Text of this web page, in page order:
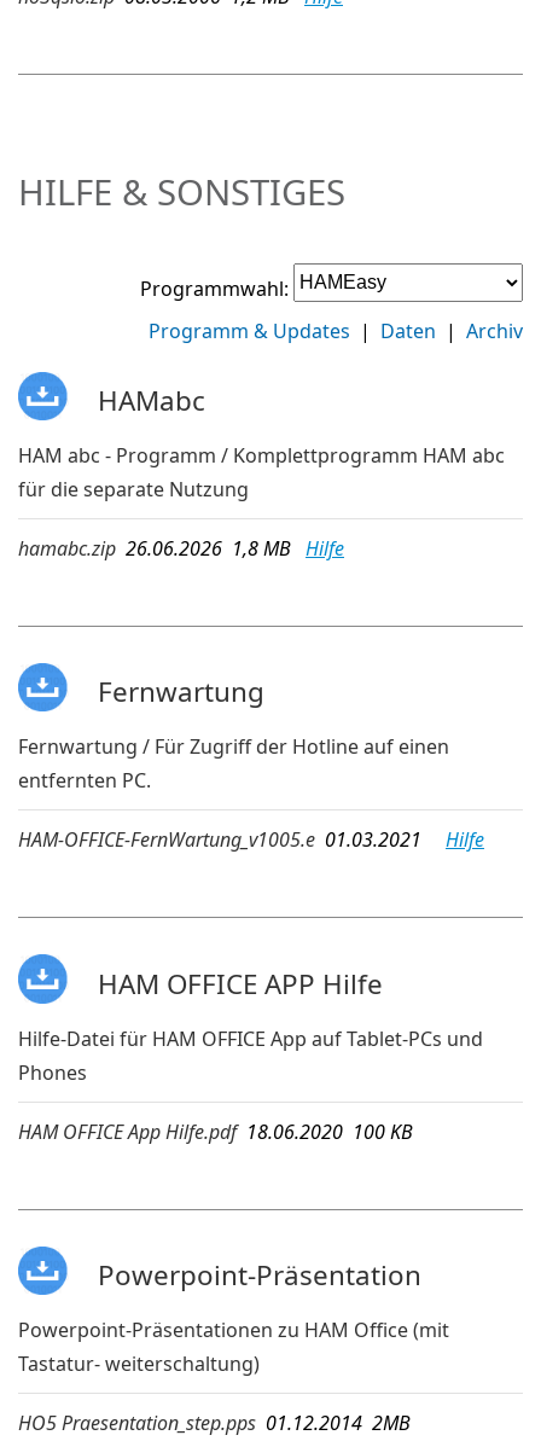
HILFE & SONSTIGES
Programmwahl:
Programm & Updates | Daten | Archiv
HAMabc
HAM abc - Programm / Komplettprogramm HAM abc
für die separate Nutzung
hamabc.zip 26.06.2026 1,8 MB Hilfe
Fernwartung
Fernwartung / Für Zugriff der Hotline auf einen
entfernten PC.
HAM-OFFICE-FernWartung_v1005.e 01.03.2021 Hilfe
HAM OFFICE APP Hilfe
Hilfe-Datei für HAM OFFICE App auf Tablet-PCs und
Phones
HAM OFFICE App Hilfe.pdf18.06.2020 100 KB
Powerpoint-Präsentation
Powerpoint-Präsentationen zu HAM Office (mit
Tastatur- weiterschaltung)
HO5 Praesentation_step.pps 01.12.2014 2MB